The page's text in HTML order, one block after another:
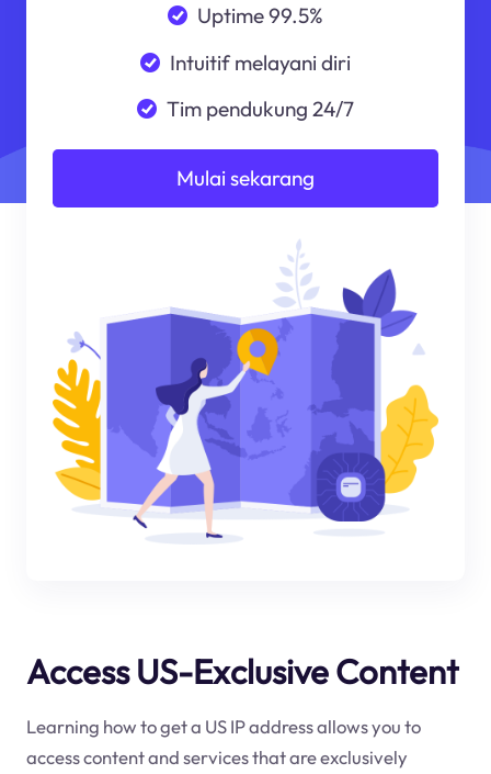
Uptime 99.5%
Intuitif melayani diri
Tim pendukung 24/7
Mulai sekarang
Access US-Exclusive Content
Learning how to get a US IP address allows you to
access content and services that are exclusively